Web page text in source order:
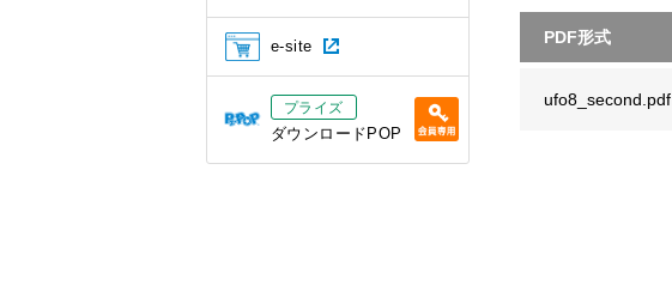
PDF形式
ufo8_second.pdf
e-site
プライズ
ダウンロードPOP